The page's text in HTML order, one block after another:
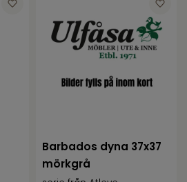
Barbados dyna 37x37
mörkgrå